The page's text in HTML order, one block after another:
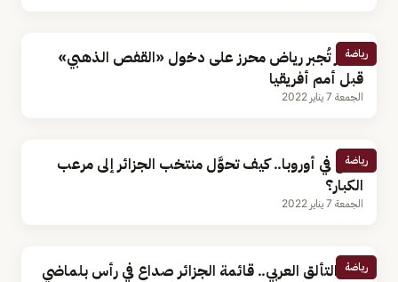
رياضة
تايلور تُجبر رياض محرز على دخول «القفص الذهبي»
قبل أمم أفريقيا
الجمعة 7 يناير 2022
رياضة
صنع في أوروبا.. كيف تحوَّل منتخب الجزائر إلى مرعب
الكبار؟
الجمعة 7 يناير 2022
رياضة
بعد التألق العربي.. قائمة الجزائر صداع في رأس بلماضي